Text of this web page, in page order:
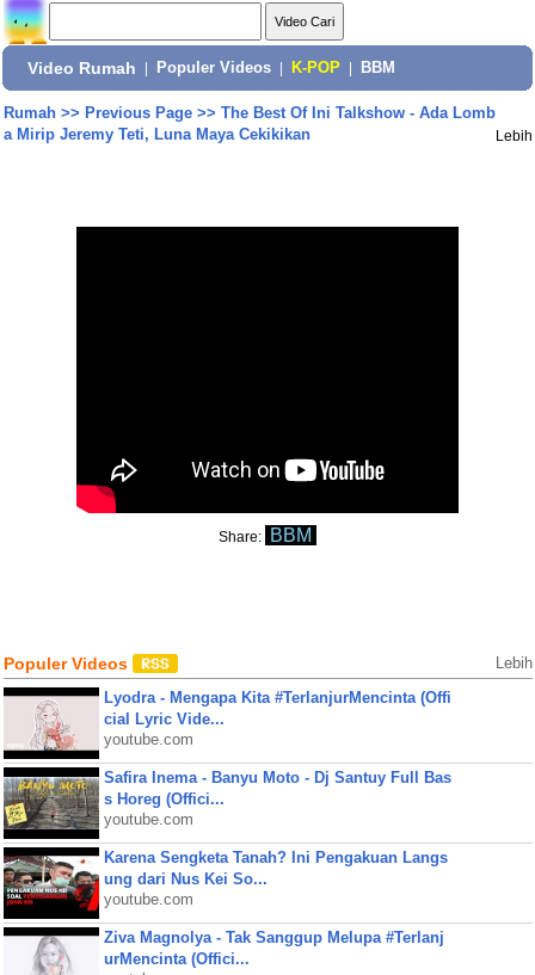
Video Rumah Populer Videos K-POP BBM
Rumah>> Previous Page>> The Best Of Ini Talkshow - Ada Lomb
a Mirip Jeremy Teti, Luna Maya Cekikikan
Lebih
Share: BBM
Populer Videos Lebih
Lyodra - Mengapa Kita #TerlanjurMencinta (Offi
cial Lyric Vide...
youtube.com
Safira Inema - Banyu Moto - Dj Santuy Full Bas
s Horeg (Offici...
youtube.com
Karena Sengketa Tanah? Ini Pengakuan Langs
ung dari Nus Kei So...
youtube.com
Ziva Magnolya - Tak Sanggup Melupa #Terlanj
urMencinta (Offici...